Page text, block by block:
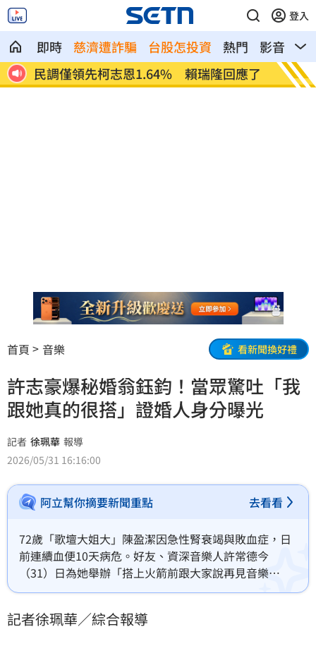
登入
即時 慈濟遭詐騙 台股怎投資 熱門 影音
熱
民調僅領先柯志恩1.64% 賴瑞隆回應了
裝睡
安
首頁 音樂 看新聞換好禮
許志豪爆秘婚翁鈺鈞！當眾驚吐「我
跟她真的很搭」證婚人身分曝光
記者 徐珮華 報導
2026/05/31 16:16:00
阿立幫你摘要新聞重點 去看看
72歲「歌壇大姐大」陳盈潔因急性腎衰竭與敗血症，日
前連續血便10天病危。好友、資深音樂人許常德今
（31）日為她舉辦「搭上火箭前跟大家說再見音樂
會」，吸引約150位粉絲擠爆現場獻上祝福。除了許常
親自現身力挺，其中許志豪更在台上主動談及與翁鈺鈞
記者徐珮華／綜合報導